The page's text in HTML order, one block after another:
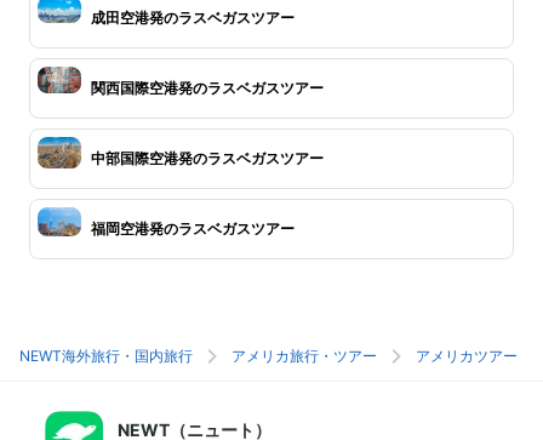
成田空港発のラスベガスツアー
関西国際空港発のラスベガスツアー
中部国際空港発のラスベガスツアー
福岡空港発のラスベガスツアー
NEWT海外旅行・国内旅行 アメリカ旅行・ツアー アメリカツアー
NEWT（ニュート）